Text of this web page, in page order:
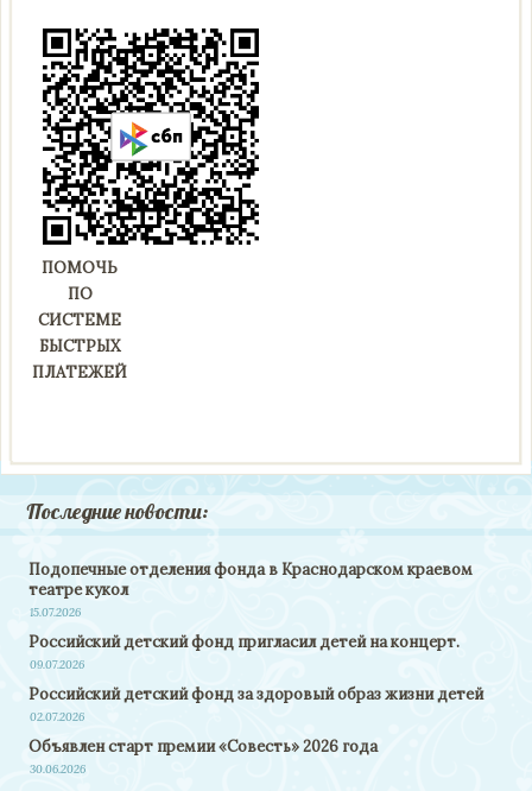
ПОМОЧЬ
ПО
СИСТЕМЕ
БЫСТРЫХ
ПЛАТЕЖЕЙ
Последние новости:
Подопечные отделения фонда в Краснодарском краевом
театре кукол
15.07.2026
Российский детский фонд пригласил детей на концерт.
09.07.2026
Российский детский фонд за здоровый образ жизни детей
02.07.2026
Объявлен старт премии «Совесть» 2026 года
30.06.2026